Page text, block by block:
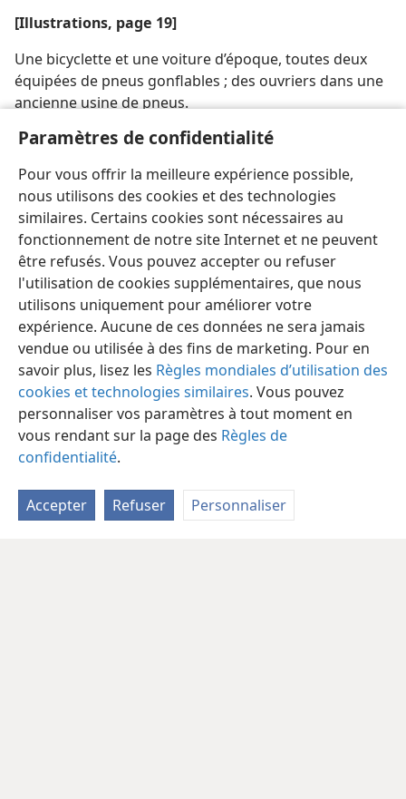
Paramètres de confidentialité
Pour vous offrir la meilleure expérience possible,
nous utilisons des cookies et des technologies
similaires. Certains cookies sont nécessaires au
fonctionnement de notre site Internet et ne peuvent
être refusés. Vous pouvez accepter ou refuser
l'utilisation de cookies supplémentaires, que nous
utilisons uniquement pour améliorer votre
expérience. Aucune de ces données ne sera jamais
vendue ou utilisée à des fins de marketing. Pour en
savoir plus, lisez les Règles mondiales d’utilisation des
cookies et technologies similaires. Vous pouvez
personnaliser vos paramètres à tout moment en
vous rendant sur la page des Règles de
confidentialité.
Accepter Refuser Personnaliser
[Illustrations, page 19]
Une bicyclette et une voiture d’époque, toutes deux
équipées de pneus gonflables ; des ouvriers dans une
ancienne usine de pneus.
[Indication d’origine]
The Goodyear Tire & Rubber Company